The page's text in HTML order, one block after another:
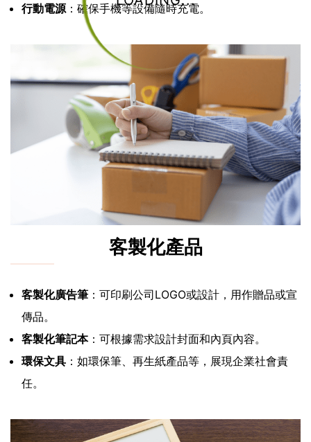
行動電源：確保手機等設備隨時充電。
客製化產品
客製化廣告筆 ：可印刷公司LOGO或設計，用作贈品或宣
傳品。
客製化筆記本：可根據需求設計封面和內頁內容。
環保文具 ：如環保筆、再生紙產品等，展現企業社會責
任。